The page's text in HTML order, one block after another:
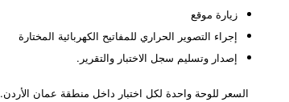
زيارة موقع
إجراء التصوير الحراري للمفاتيح الكهربائية المختارة
إصدار وتسليم سجل الاختبار والتقرير.
السعر للوحة واحدة لكل اختبار داخل منطقة عمان الأردن.